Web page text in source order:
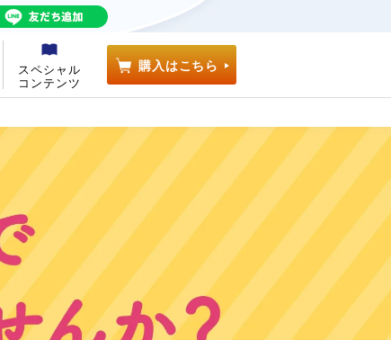
スペシャル
コンテンツ
購入はこちら